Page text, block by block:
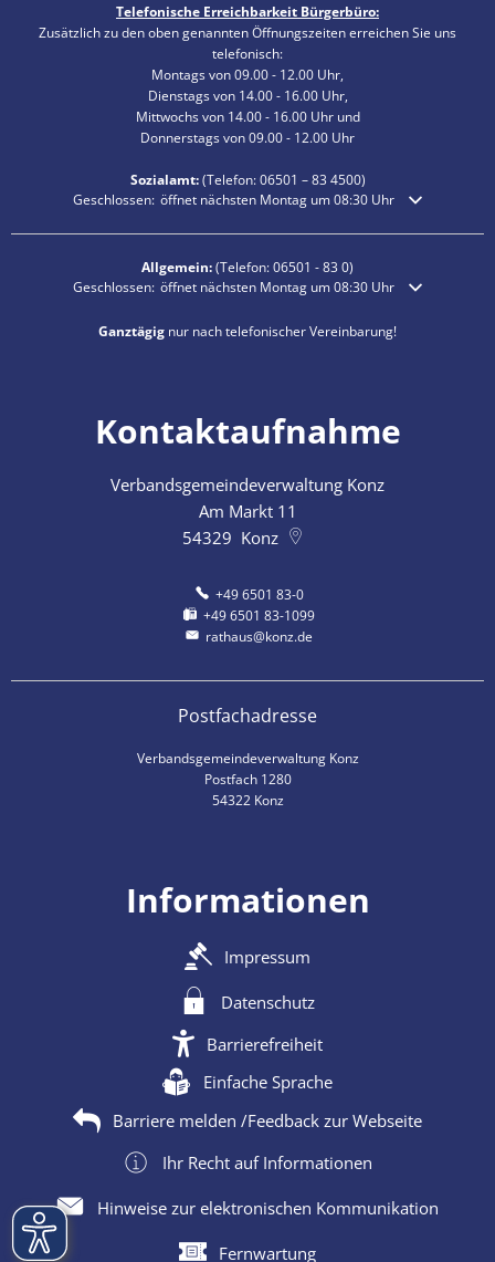
Telefonische Erreichbarkeit Bürgerbüro:
Zusätzlich zu den oben genannten Öffnungszeiten erreichen Sie uns
telefonisch:
Montags von 09.00 - 12.00 Uhr,
Dienstags von 14.00 - 16.00 Uhr,
Mittwochs von 14.00 - 16.00 Uhr und
Donnerstags von 09.00 - 12.00 Uhr
Sozialamt:(Telefon:06501 – 834500)
Klicken, um weitere Öffnungs- oder Schließzeiten auszublenden
Geschlossen: öffnet nächsten Montag um 08:30 Uhr
Allgemein:(Telefon:06501 - 83 0)
Klicken, um weitere Öffnungs- oder Schließzeiten auszublenden
Geschlossen: öffnet nächsten Montag um 08:30 Uhr
Ganztägig nur nach telefonischer Vereinbarung!
Kontaktaufnahme
Verbandsgemeindeverwaltung Konz
Am Markt 11
54329 Konz
+49 6501 83-0
+49 6501 83-1099
rathaus@konz.de
Postfachadresse
Verbandsgemeindeverwaltung Konz
Postfach 1280
54322 Konz
Informationen
Impressum
Datenschutz
Barrierefreiheit
Einfache Sprache
Barriere melden /Feedback zur Webseite
Ihr Recht auf Informationen
Hinweise zur elektronischen Kommunikation
Fernwartung